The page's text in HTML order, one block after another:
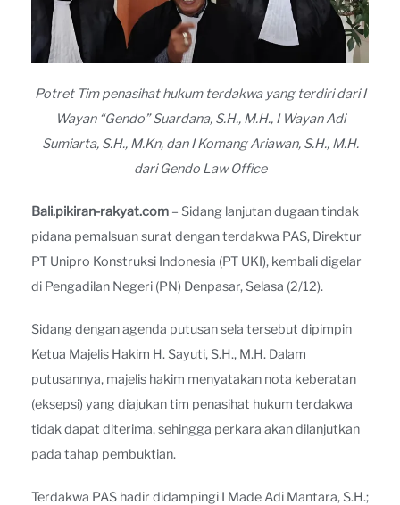
Potret Tim penasihat hukum terdakwa yang terdiri dari I
Wayan “Gendo” Suardana, S.H., M.H., I Wayan Adi
Sumiarta, S.H., M.Kn, dan I Komang Ariawan, S.H., M.H.
dari Gendo Law Office
Bali.pikiran-rakyat.com – Sidang lanjutan dugaan tindak
pidana pemalsuan surat dengan terdakwa PAS, Direktur
PT Unipro Konstruksi Indonesia (PT UKI), kembali digelar
di Pengadilan Negeri (PN) Denpasar, Selasa (2/12).
Sidang dengan agenda putusan sela tersebut dipimpin
Ketua Majelis Hakim H. Sayuti, S.H., M.H. Dalam
putusannya, majelis hakim menyatakan nota keberatan
(eksepsi) yang diajukan tim penasihat hukum terdakwa
tidak dapat diterima, sehingga perkara akan dilanjutkan
pada tahap pembuktian.
Terdakwa PAS hadir didampingi I Made Adi Mantara, S.H.;